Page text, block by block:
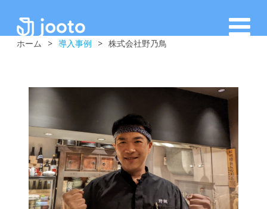
ホーム > 導入事例 > 株式会社野乃鳥